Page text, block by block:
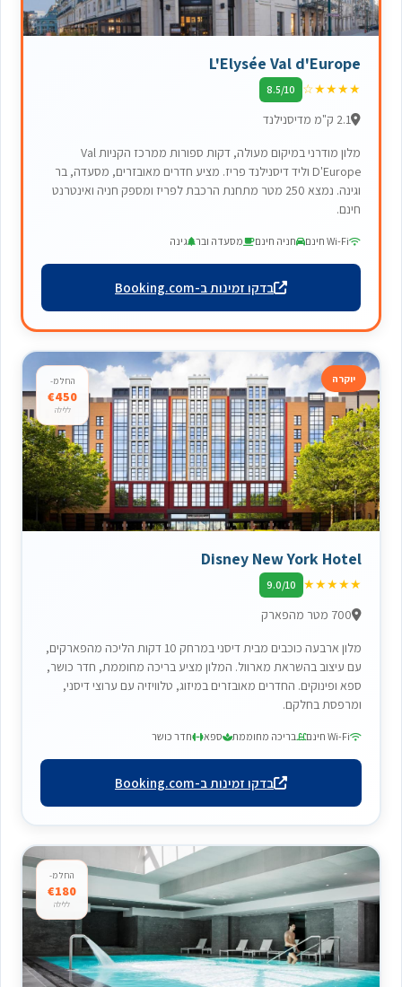
L'Elysée Val d'Europe
★
★
★
★
☆
8.5/10
2.1 ק"מ מדיסנילנד
מלון מודרני במיקום מעולה, דקות ספורות ממרכז הקניות Val
D'Europe וליד דיסנילנד פריז. מציע חדרים מאובזרים, מסעדה, בר
וגינה. נמצא 250 מטר מתחנת הרכבת לפריז ומספק חניה ואינטרנט
חינם.
Wi-Fi חינם חניה חינם מסעדה ובר גינה
בדקו זמינות ב-Booking.com
יוקרה החל מ-
€450
ללילה
Disney New York Hotel
★
★
★
★
★
9.0/10
700 מטר מהפארק
מלון ארבעה כוכבים מבית דיסני במרחק 10 דקות הליכה מהפארקים,
עם עיצוב בהשראת מארוול. המלון מציע בריכה מחוממת, חדר כושר,
ספא ופינוקים. החדרים מאובזרים במיזוג, טלוויזיה עם ערוצי דיסני,
ומרפסת בחלקם.
Wi-Fi חינם בריכה מחוממת ספא חדר כושר
בדקו זמינות ב-Booking.com
החל מ-
€180
ללילה